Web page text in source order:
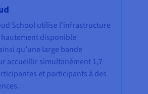
School utilise l'infrastructure
disponible
qu’une large bande
accueillir simultanément 1,7
et participants à des